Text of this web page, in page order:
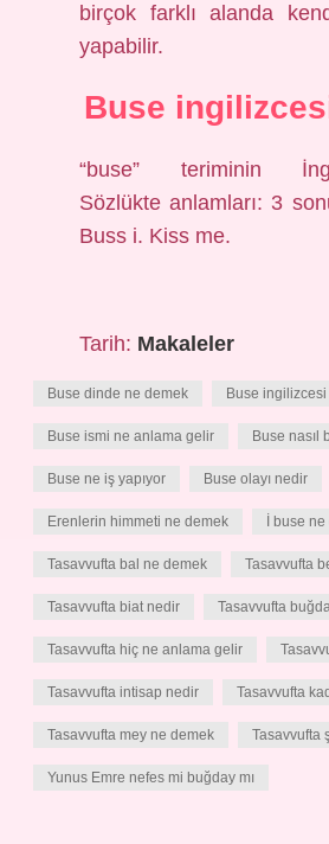
birçok farklı alanda
yapabilir.
Buse
“buse” teriminin
Sözlükte anlamları: 3
Buss i. Kiss me.
Tarih: Makaleler
Buse dinde ne demek Buse
Buse ismi ne anlama gelir Buse nasıl
Buse ne iş yapıyor Buse olayı nedir
Erenlerin himmeti ne demek İ buse
Tasavvufta bal ne demek Tasavvufta
Tasavvufta biat nedir Tasavvufta
Tasavvufta hiç ne anlama gelir
Tasavvufta intisap nedir Tasavvufta
Tasavvufta mey ne demek Tasavvufta
Yunus Emre nefes mi buğday mı